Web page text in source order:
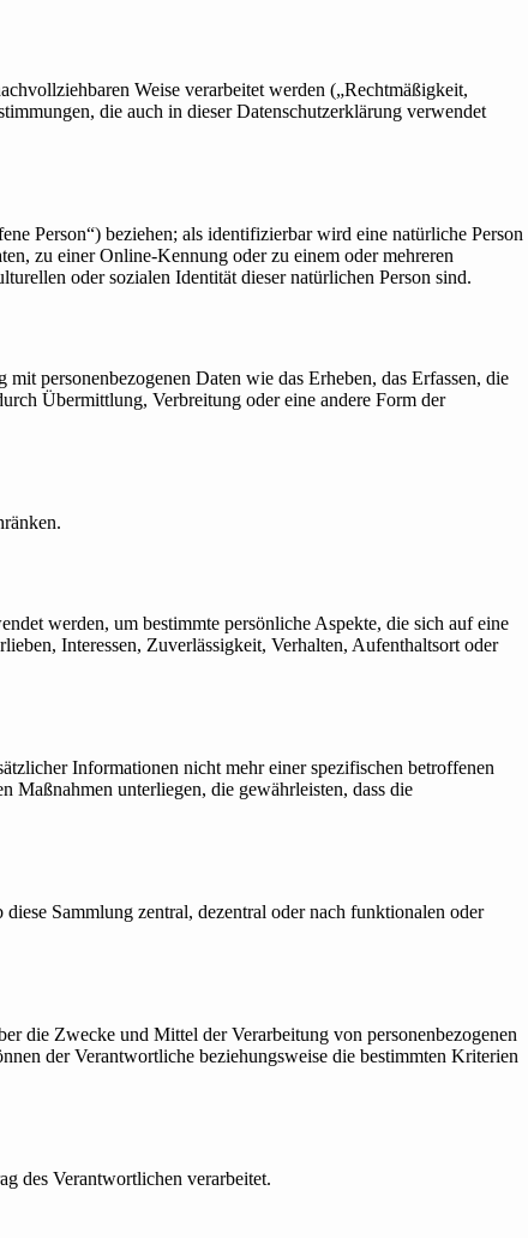
Weise verarbeitet werden („Rechtmäßigkeit,
die auch in dieser Datenschutzerklärung verwendet
Person“) beziehen; als identifizierbar wird eine natürliche Person
zu einer Online-Kennung oder zu einem oder mehreren
oder sozialen Identität dieser natürlichen Person sind.
personenbezogenen Daten wie das Erheben, das Erfassen, die
Übermittlung, Verbreitung oder eine andere Form der
werden, um bestimmte persönliche Aspekte, die sich auf eine
Interessen, Zuverlässigkeit, Verhalten, Aufenthaltsort oder
Informationen nicht mehr einer spezifischen betroffenen
Maßnahmen unterliegen, die gewährleisten, dass die
Sammlung zentral, dezentral oder nach funktionalen oder
die Zwecke und Mittel der Verarbeitung von personenbezogenen
der Verantwortliche beziehungsweise die bestimmten Kriterien
des Verantwortlichen verarbeitet.